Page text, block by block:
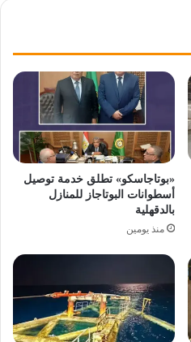
«بوتاجاسكو» تطلق خدمة توصيل
أسطوانات البوتاجاز للمنازل
بالدقهلية
منذ يومين